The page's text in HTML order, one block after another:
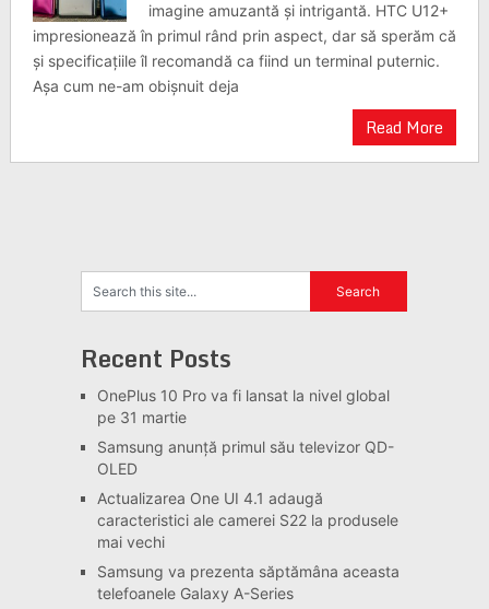
imagine amuzantă și intrigantă. HTC U12+
impresionează în primul rând prin aspect, dar să sperăm că
și specificațiile îl recomandă ca fiind un terminal puternic.
Așa cum ne-am obișnuit deja
Read More
Recent Posts
OnePlus 10 Pro va fi lansat la nivel global
pe 31 martie
Samsung anunță primul său televizor QD-
OLED
Actualizarea One UI 4.1 adaugă
caracteristici ale camerei S22 la produsele
mai vechi
Samsung va prezenta săptămâna aceasta
telefoanele Galaxy A-Series